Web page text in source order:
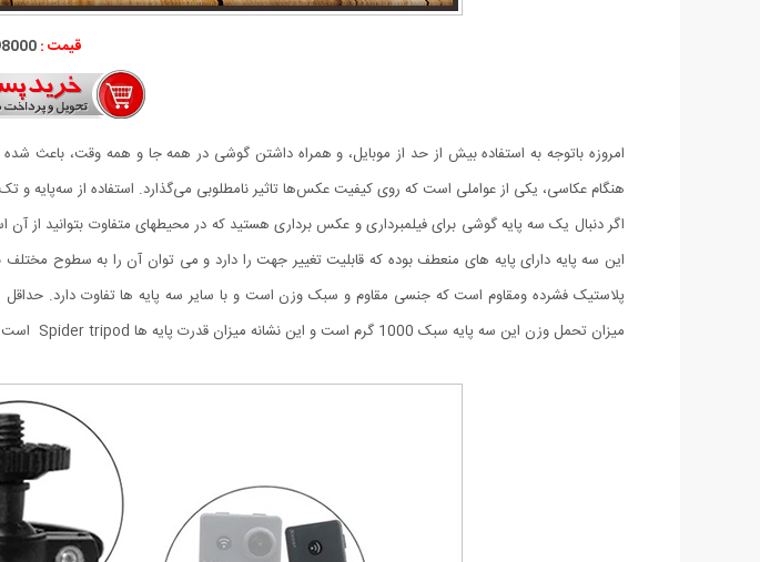
قیمت :198000
امروزه باتوجه به استفاده بیش از حد از موبایل، و همراه داشتن گوشی در همه جا و همه وقت، باعث شده
هنگام عکاسی، یکی از عواملی است که روی کیفیت عکس‌ها تاثیر نامطلوبی می‌گذارد. استفاده از سه‌پایه و
میزان تحمل وزن این سه پایه سبک 1000 گرم است و این نشانه میزان قدرت پایه ها Spider tripod است. هم چنین از طریق بال هد کوچک روی آن می توانید زاویه مورد نظر را تنظیم کنید.